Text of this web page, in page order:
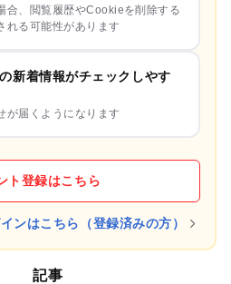
合、閲覧履歴やCookieを削除する
れる可能性があります
新着情報がチェックしやす
が届くようになります
ト登録はこちら
ンはこちら（登録済みの方）
記事